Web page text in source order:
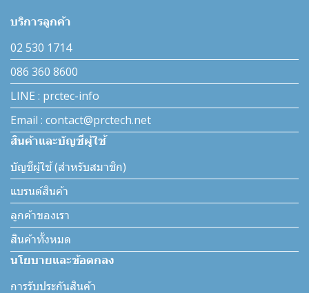
บริการลูกค้า
02 530 1714
086 360 8600
LINE : prctec-info
Email : contact@prctech.net
สินค้าและบัญชีผู้ใช้
บัญชีผู้ใช้ (สำหรับสมาชิก)
แบรนด์สินค้า
ลูกค้าของเรา
สินค้าทั้งหมด
นโยบายและข้อตกลง
การรับประกันสินค้า